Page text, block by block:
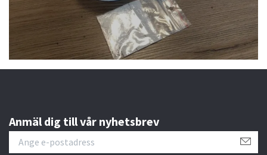
Anmäl dig till vår nyhetsbrev